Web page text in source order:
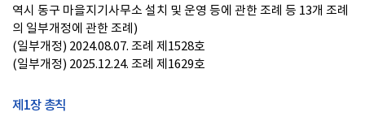
역시 동구 마을지기사무소 설치 및 운영 등에 관한 조례 등 13개 조례
의 일부개정에 관한 조례)
(일부개정) 2024.08.07. 조례 제1528호
(일부개정) 2025.12.24. 조례 제1629호
제1장 총칙